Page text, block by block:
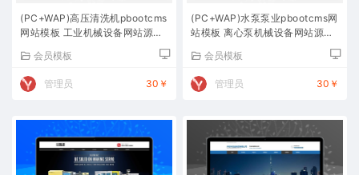
(PC+WAP)高压清洗机pbootcms
网站模板 工业机械设备网站源码
会员模板
管理员 30￥
(PC+WAP)水泵泵业pbootcms网
站模板 离心泵机械设备网站源码
会员模板
管理员 30￥